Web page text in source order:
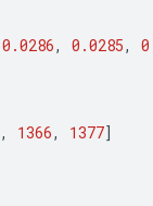
0.0286, 0.0285,
, 1366, 1377]